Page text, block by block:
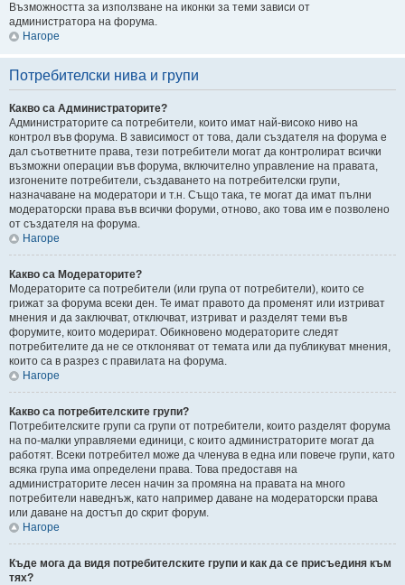
Възможността за използване на иконки за теми зависи от
администратора на форума.
Нагоре
Потребителски нива и групи
Какво са Администраторите?
Администраторите са потребители, които имат най-високо ниво на
контрол във форума. В зависимост от това, дали създателя на форума е
дал съответните права, тези потребители могат да контролират всички
възможни операции във форума, включително управление на правата,
изгонените потребители, създаването на потребителски групи,
назначаване на модератори и т.н. Също така, те могат да имат пълни
модераторски права във всички форуми, отново, ако това им е позволено
от създателя на форума.
Нагоре
Какво са Модераторите?
Модераторите са потребители (или група от потребители), които се
грижат за форума всеки ден. Те имат правото да променят или изтриват
мнения и да заключват, отключват, изтриват и разделят теми във
форумите, които модерират. Обикновено модераторите следят
потребителите да не се отклоняват от темата или да публикуват мнения,
които са в разрез с правилата на форума.
Нагоре
Какво са потребителските групи?
Потребителските групи са групи от потребители, които разделят форума
на по-малки управляеми единици, с които администраторите могат да
работят. Всеки потребител може да членува в една или повече групи, като
всяка група има определени права. Това предоставя на
администраторите лесен начин за промяна на правата на много
потребители наведнъж, като например даване на модераторски права
или даване на достъп до скрит форум.
Нагоре
Къде мога да видя потребителските групи и как да се присъединя към
тях?